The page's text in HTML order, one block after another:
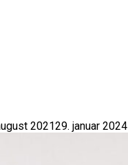
202129. januar 2024